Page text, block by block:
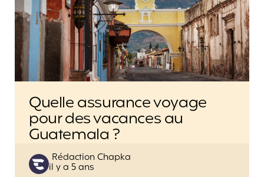
Quelle assurance voyage
pour des vacances au
Guatemala ?
Posted
by
Rédaction Chapka
il y a 5 ans